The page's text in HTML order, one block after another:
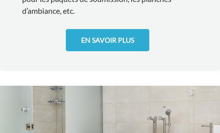
d’ambiance, etc.
EN SAVOIR PLUS